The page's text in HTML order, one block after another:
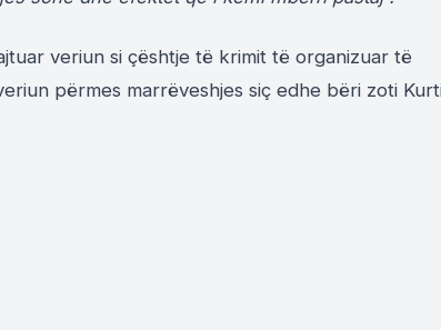
veriun si çështje të krimit të organizuar të
përmes marrëveshjes siç edhe bëri zoti